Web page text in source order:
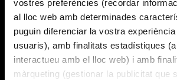
vostres preferències (recordar
al lloc web amb determinades
puguin diferenciar la vostra experiència
usuaris), amb finalitats estadístiques
interactueu amb el lloc web) i amb
màrqueting (gestionar la publicitat que